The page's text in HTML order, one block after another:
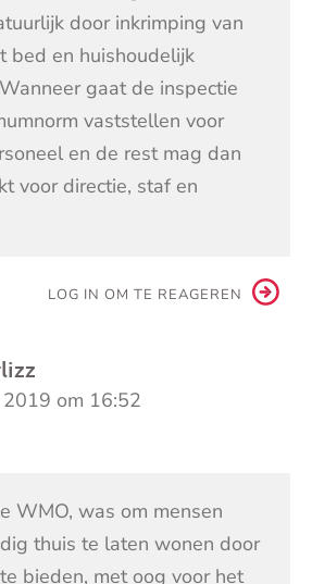
door inkrimping van
bed en huishoudelijk
gaat de inspectie
vaststellen voor
en de rest mag dan
voor directie, staf en
LOG IN OM TE REAGEREN
om 16:52
WMO, was om mensen
thuis te laten wonen door
bieden, met oog voor het